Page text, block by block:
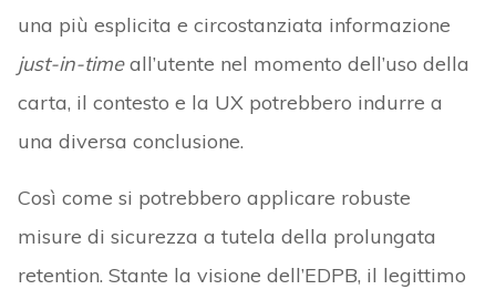
una più esplicita e circostanziata informazione
just-in-timeall’utente nel momento dell’uso della
carta, il contesto e la UX potrebbero indurre a
una diversa conclusione.
Così come si potrebbero applicare robuste
misure di sicurezza a tutela della prolungata
retention. Stante la visione dell’EDPB, il legittimo